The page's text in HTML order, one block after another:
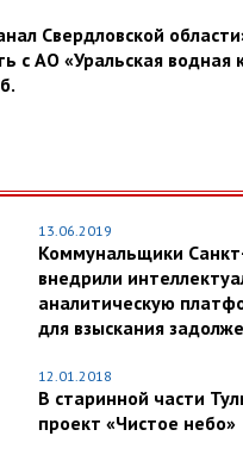
Свердловской
с АО «Уральская водная
13.06.2019
Коммунальщики
внедрили
аналитическую
для взыскания
12.01.2018
В старинной части
проект «Чистое небо»